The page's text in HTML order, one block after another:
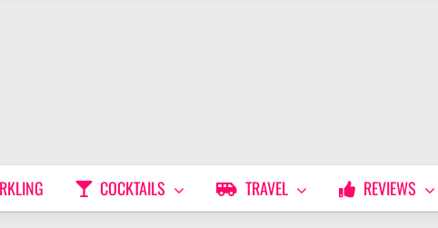
COCKTAILS TRAVEL REVIEWS